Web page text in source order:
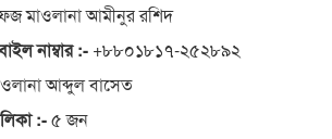
মাওলানা আমীনুর রশিদ
নাম্বার :- +৮৮০১৮১৭-২৫২৮৯২
আব্দুল বাসেত
:-৫ জন